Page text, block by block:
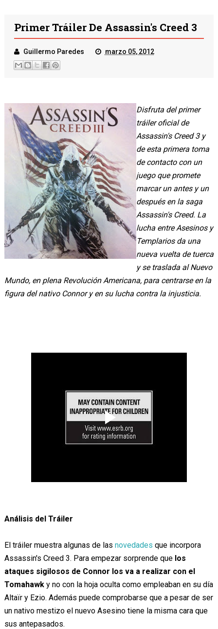
Primer Tráiler De Assassin's Creed 3
Guillermo Paredes marzo 05, 2012
Disfruta del primer
tráiler oficial de
Assassin's Creed 3 y
de esta primera toma
de contacto con un
juego que promete
marcar un antes y un
después en la saga
Assassin's Creed. La
lucha entre Asesinos y
Templarios da una
nueva vuelta de tuerca
y se traslada al Nuevo
Mundo, en plena Revolución Americana, para centrarse en la
figura del nativo Connor y en su lucha contra la injusticia.
Análisis del Tráiler
El tráiler muestra algunas de las novedades que incorpora
Assassin's Creed 3. Para empezar sorprende que los
ataques sigilosos de Connor los va a realizar con el
Tomahawky no con la hoja oculta como empleaban en su día
Altaïr y Ezio. Además puede comprobarse que a pesar de ser
un nativo mestizo el nuevo Asesino tiene la misma cara que
sus antepasados.